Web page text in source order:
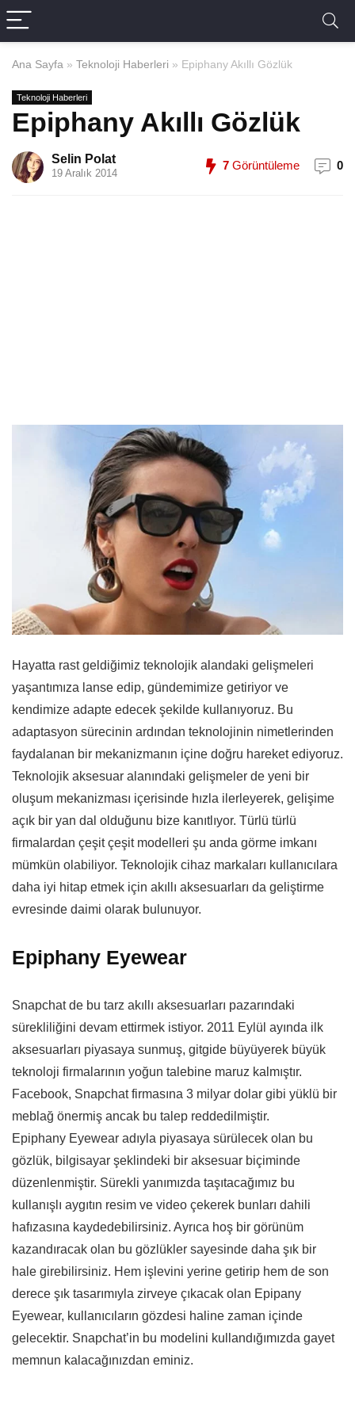
Ana Sayfa » Teknoloji Haberleri » Epiphany Akıllı Gözlük
Teknoloji Haberleri
Epiphany Akıllı Gözlük
Selin Polat
19 Aralık 2014
7 Görüntüleme 0
Hayatta rast geldiğimiz teknolojik alandaki gelişmeleri
yaşantımıza lanse edip, gündemimize getiriyor ve
kendimize adapte edecek şekilde kullanıyoruz. Bu
adaptasyon sürecinin ardından teknolojinin nimetlerinden
faydalanan bir mekanizmanın içine doğru hareket ediyoruz.
Teknolojik aksesuar alanındaki gelişmeler de yeni bir
oluşum mekanizması içerisinde hızla ilerleyerek, gelişime
açık bir yan dal olduğunu bize kanıtlıyor. Türlü türlü
firmalardan çeşit çeşit modelleri şu anda görme imkanı
mümkün olabiliyor. Teknolojik cihaz markaları kullanıcılara
daha iyi hitap etmek için akıllı aksesuarları da geliştirme
evresinde daimi olarak bulunuyor.
Epiphany Eyewear
Snapchat de bu tarz akıllı aksesuarları pazarındaki
sürekliliğini devam ettirmek istiyor. 2011 Eylül ayında ilk
aksesuarları piyasaya sunmuş, gitgide büyüyerek büyük
teknoloji firmalarının yoğun talebine maruz kalmıştır.
Facebook, Snapchat firmasına 3 milyar dolar gibi yüklü bir
meblağ önermiş ancak bu talep reddedilmiştir.
Epiphany Eyewear adıyla piyasaya sürülecek olan bu
gözlük, bilgisayar şeklindeki bir aksesuar biçiminde
düzenlenmiştir. Sürekli yanımızda taşıtacağımız bu
kullanışlı aygıtın resim ve video çekerek bunları dahili
hafızasına kaydedebilirsiniz. Ayrıca hoş bir görünüm
kazandıracak olan bu gözlükler sayesinde daha şık bir
hale girebilirsiniz. Hem işlevini yerine getirip hem de son
derece şık tasarımıyla zirveye çıkacak olan Epipany
Eyewear, kullanıcıların gözdesi haline zaman içinde
gelecektir. Snapchat’in bu modelini kullandığımızda gayet
memnun kalacağınızdan eminiz.